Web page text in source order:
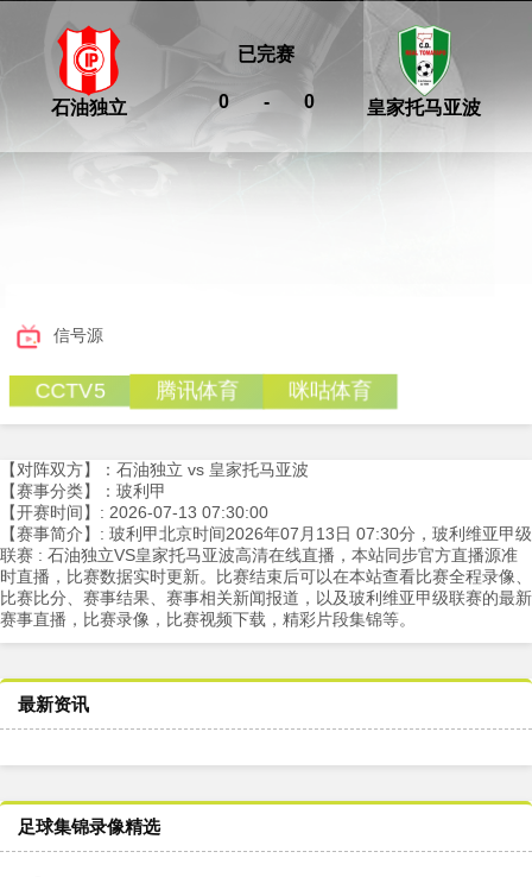
石油独立 0 - 0
已完赛
皇家托马亚波
信号源
CCTV5 腾讯体育 咪咕体育
【对阵双方】：石油独立 vs 皇家托马亚波
【赛事分类】：玻利甲
【开赛时间】: 2026-07-13 07:30:00
【赛事简介】: 玻利甲北京时间2026年07月13日 07:30分，玻利维亚甲级
联赛 : 石油独立VS皇家托马亚波高清在线直播，本站同步官方直播源准
时直播，比赛数据实时更新。比赛结束后可以在本站查看比赛全程录像、
比赛比分、赛事结果、赛事相关新闻报道，以及玻利维亚甲级联赛的最新
赛事直播，比赛录像，比赛视频下载，精彩片段集锦等。
最新资讯
足球集锦录像精选